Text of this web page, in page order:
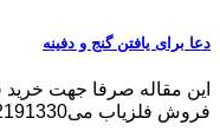
دعا برای یافتن گنج و دفینه
این مقاله صرفا جهت
فروش فلزیاب می09102191330